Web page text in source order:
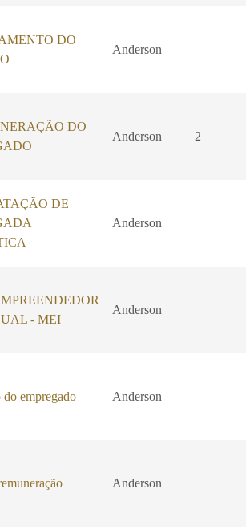
DO
Anderson
DO
Anderson 2
DE
Anderson
- MEI
Anderson
do empregado Anderson
Anderson